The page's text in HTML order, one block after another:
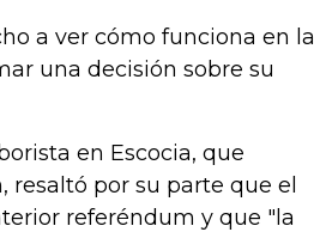
a ver cómo funciona en la
una decisión sobre su
en Escocia, que
por su parte que el
referéndum y que "la